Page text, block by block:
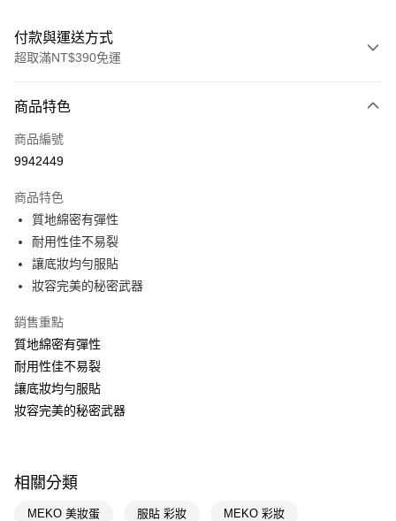
付款與運送方式
超取滿NT$390免運
POYA支付
信用卡一次付款
LINE Pay
Apple Pay
街口支付
悠遊付
Google Pay
【關於「AFTEE先享後付」】
２．便利：只要手機號碼，簡訊認證，即可結帳。
運送方式
全家取貨付款
商品特色
商品編號
9942449
商品特色
質地綿密有彈性
耐用性佳不易裂
讓底妝均勻服貼
妝容完美的秘密武器
銷售重點
質地綿密有彈性
耐用性佳不易裂
讓底妝均勻服貼
妝容完美的秘密武器
相關分類
MEKO 美妝蛋 服貼 彩妝 MEKO 彩妝